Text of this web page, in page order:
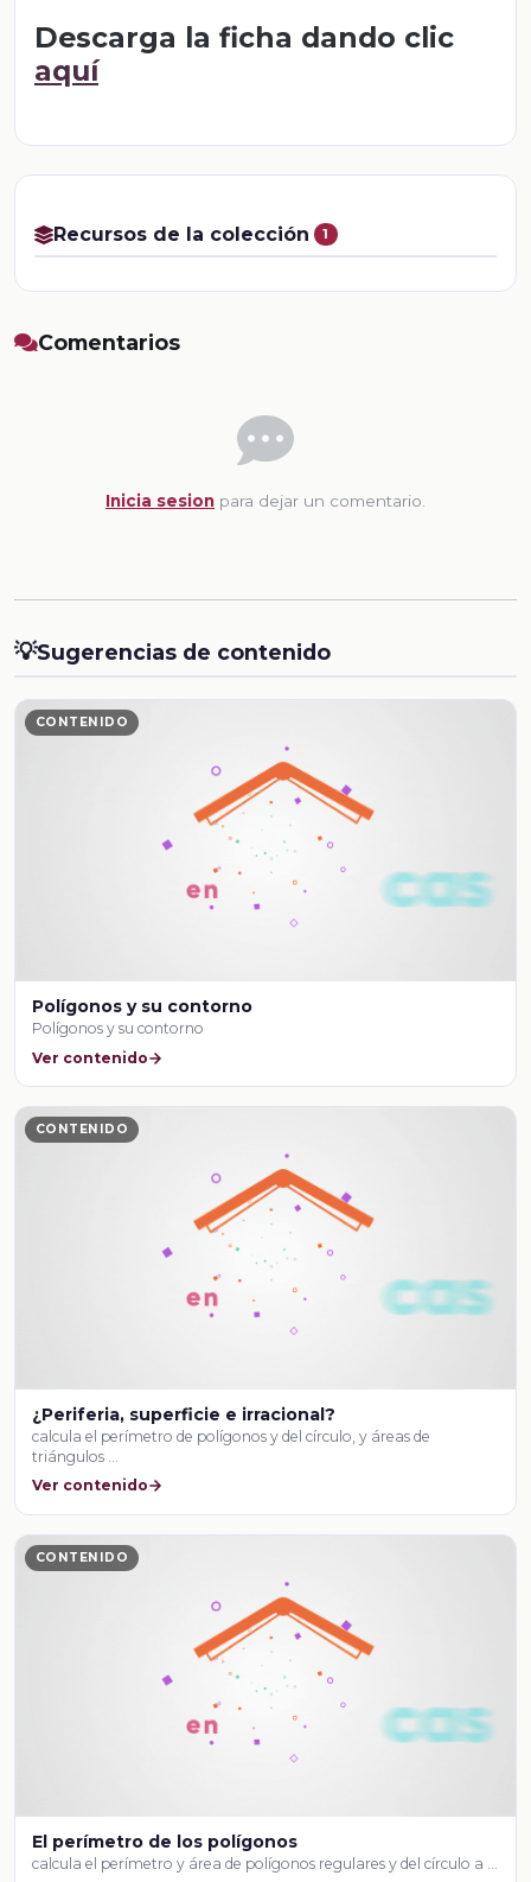
Descarga la ficha dando clic
aquí
Recursos de la colección 1
Comentarios
Inicia sesion para dejar un comentario.
💡Sugerencias de contenido
CONTENIDO
Polígonos y su contorno
Polígonos y su contorno
Ver contenido
CONTENIDO
¿Periferia, superficie e irracional?
calcula el perímetro de polígonos y del círculo, y áreas de
triángulos …
Ver contenido
CONTENIDO
El perímetro de los polígonos
calcula el perímetro y área de polígonos regulares y del círculo a …